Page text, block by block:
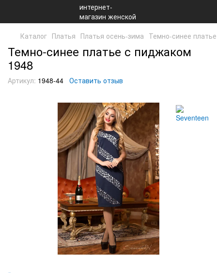
Каталог Платья Платья осень-зима Темно-синее
Темно-синее платье с пиджаком
1948
Артикул: 1948-44 Оставить отзыв